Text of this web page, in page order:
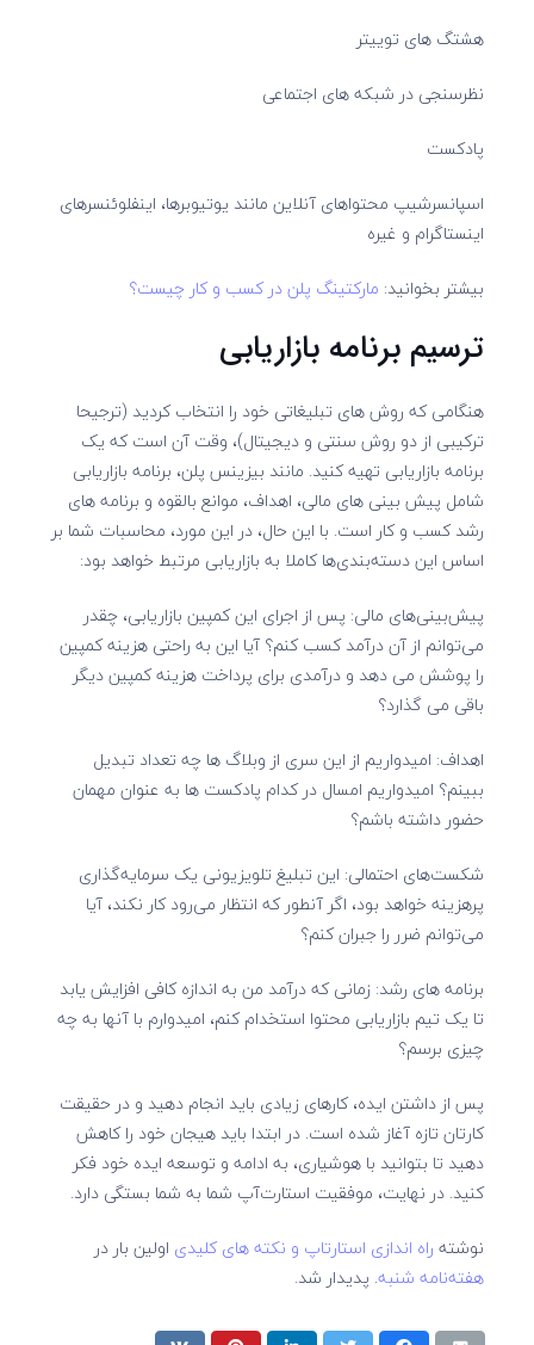
هشتگ های توییتر
نظرسنجی در شبکه های اجتماعی
پادکست
اسپانسرشیپ محتواهای آنلاین مانند یوتیوبرها، اینفلوئنسرهای
اینستاگرام و غیره
بیشتر بخوانید: مارکتینگ پلن در کسب و کار چیست؟
ترسیم برنامه بازاریابی
هنگامی که روش های تبلیغاتی خود را انتخاب کردید (ترجیحا
ترکیبی از دو روش سنتی و دیجیتال)، وقت آن است که یک
برنامه بازاریابی تهیه کنید. مانند بیزینس پلن، برنامه بازاریابی
شامل پیش بینی های مالی، اهداف، موانع بالقوه و برنامه های
رشد کسب و کار است. با این حال، در این مورد، محاسبات شما بر
اساس این دسته‌بندی‌ها کاملا به بازاریابی مرتبط خواهد بود:
پیش‌بینی‌های مالی: پس از اجرای این کمپین بازاریابی، چقدر
می‌توانم از آن درآمد کسب کنم؟ آیا این به راحتی هزینه کمپین
را پوشش می دهد و درآمدی برای پرداخت هزینه کمپین دیگر
باقی می گذارد؟
اهداف: امیدواریم از این سری از وبلاگ ها چه تعداد تبدیل
ببینم؟ امیدواریم امسال در کدام پادکست ها به عنوان مهمان
حضور داشته باشم؟
شکست‌های احتمالی: این تبلیغ تلویزیونی یک سرمایه‌گذاری
پرهزینه خواهد بود، اگر آنطور که انتظار می‌رود کار نکند، آیا
می‌توانم ضرر را جبران کنم؟
برنامه های رشد: زمانی که درآمد من به اندازه کافی افزایش یابد
تا یک تیم بازاریابی محتوا استخدام کنم، امیدوارم با آنها به چه
چیزی برسم؟
پس از داشتن ایده، کارهای زیادی باید انجام دهید و در حقیقت
کارتان تازه آغاز شده است. در ابتدا باید هیجان خود را کاهش
دهید تا بتوانید با هوشیاری، به ادامه و توسعه ایده خود فکر
کنید. در نهایت، موفقیت استارت‌آپ شما به شما بستگی دارد.
نوشته راه اندازی استارتاپ و نکته های کلیدی اولین بار در
هفته‌نامه شنبه. پدیدار شد.